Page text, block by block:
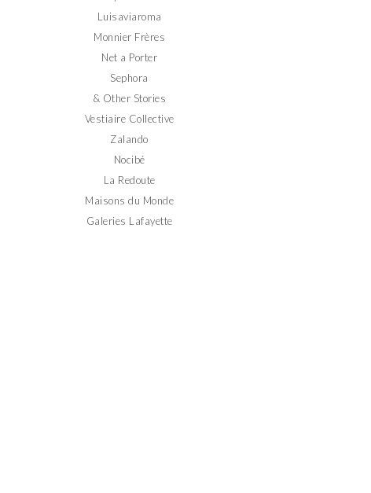
Luisaviaroma
Monnier Frères
Net a Porter
Sephora
& Other Stories
Vestiaire Collective
Zalando
Nocibé
La Redoute
Maisons du Monde
Galeries Lafayette